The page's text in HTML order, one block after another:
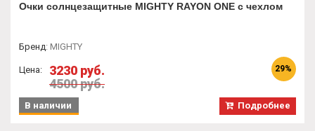
Очки солнцезащитные MIGHTY RAYON ONE c чехлом
Бренд: MIGHTY
Цена:
3230 руб.
4500 руб.
29%
Подробнее
В наличии